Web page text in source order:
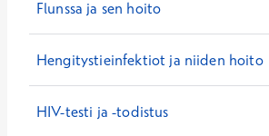
Flunssa ja sen hoito
Hengitystieinfektiot ja niiden hoito
HIV-testi ja -todistus